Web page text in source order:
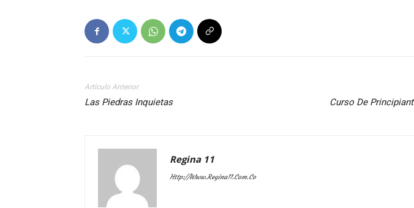
Artículo Anterior
Las Piedras Inquietas Curso De
Regina 11
Http://www.regina11.com.co